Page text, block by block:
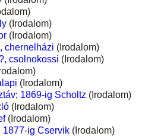
(Irodalom)
(Irodalom)
chernelházi (Irodalom)
csolnokossi (Irodalom)
(Irodalom)
1869-ig Scholtz (Irodalom)
(Irodalom)
(Irodalom)
1877-ig Cservik(Irodalom)